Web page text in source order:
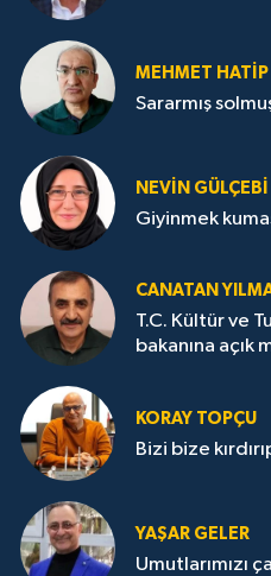
MEHMET HATİP
Sararmış
NEVİN GÜLÇEBİ
Giyinmek
CANATAN
T.C. Kültür ve
bakanına açık
KORAY TOPÇU
Bizi bize
YAŞAR GELER
Umutlarımızı